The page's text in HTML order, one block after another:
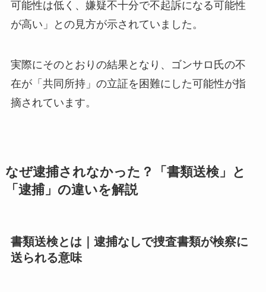
可能性は低く、嫌疑不十分で不起訴になる可能性
が高い」との見方が示されていました。
実際にそのとおりの結果となり、ゴンサロ氏の不
在が「共同所持」の立証を困難にした可能性が指
摘されています。
なぜ逮捕されなかった？「書類送検」と
「逮捕」の違いを解説
書類送検とは｜逮捕なしで捜査書類が検察に
送られる意味